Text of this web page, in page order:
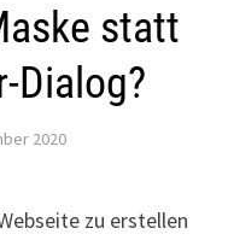
statt
Dialog?
2020
zu erstellen